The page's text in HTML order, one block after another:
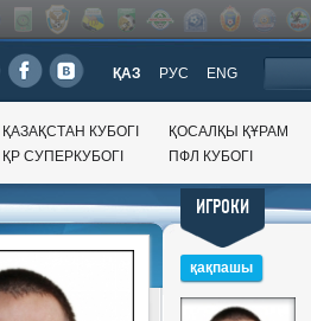
ҚАЗ РУС ENG
ҚАЗАҚСТАН КУБОГI
ҚР CУПЕРКУБОГI
ҚОСАЛҚЫ ҚҰРАМ
ПФЛ КУБОГI
ИГРОКИ
қақпашы